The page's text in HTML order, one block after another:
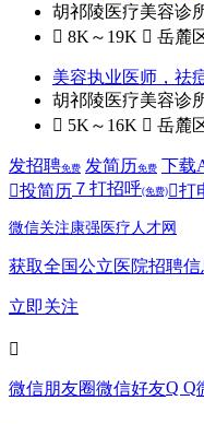
胡祁陵医疗美容诊
 8K～19K  岳麓
美容执业医师，祛
胡祁陵医疗美容诊
 5K～16K  岳麓
发招聘免费 发简历免费 下载
投简历 ７ 打招呼(免费) 打
微信关注康强医疗人才网
获取全国公立医院招聘信
立即关注

微信朋友圈微信好友Q Q